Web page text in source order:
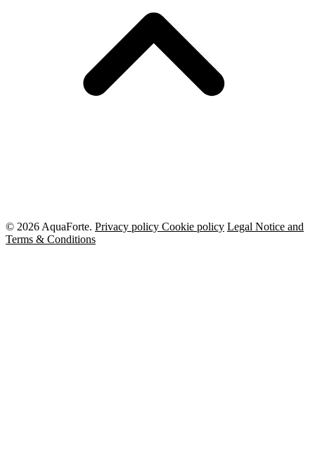
© 2026 AquaForte. Privacy policy Cookie policy Legal Notice and
Terms & Conditions